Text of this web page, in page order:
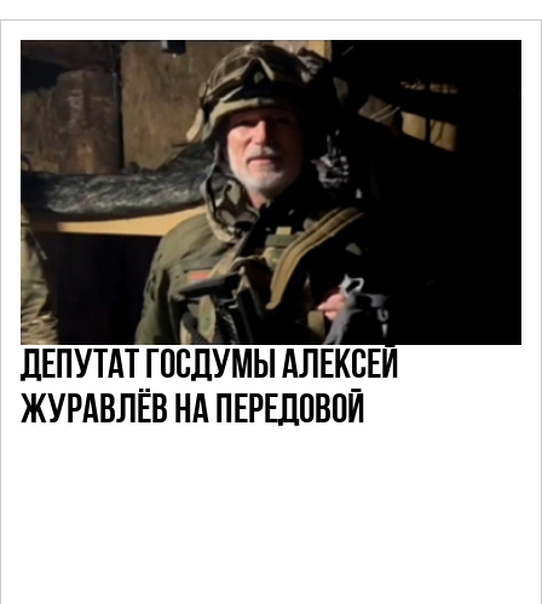
ДЕПУТАТ ГОСДУМЫ АЛЕКСЕЙ
ЖУРАВЛЁВ НА ПЕРЕДОВОЙ